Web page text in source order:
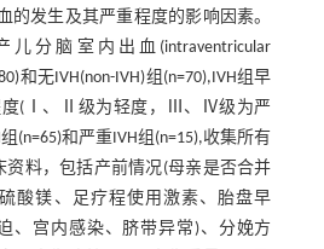
的发生及其严重程度的影响因素。
儿分脑室内出血(intraventricular
和无IVH(non-IVH)组(n=70),IVH组早
度(Ⅰ、Ⅱ级为轻度，Ⅲ、Ⅳ级为严
(n=65)和严重IVH组(n=15),收集所有
资料，包括产前情况(母亲是否合并
酸镁、足疗程使用激素、胎盘早
、宫内感染、脐带异常)、分娩方